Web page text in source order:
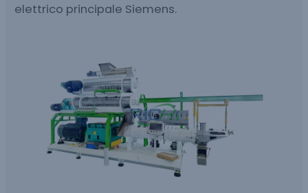
elettrico principale Siemens.